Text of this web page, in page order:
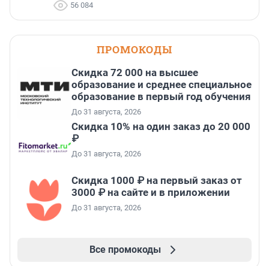
56 084
ПРОМОКОДЫ
Скидка 72 000 на высшее
образование и среднее специальное
образование в первый год обучения
До 31 августа, 2026
Скидка 10% на один заказ до 20 000
₽
До 31 августа, 2026
Скидка 1000 ₽ на первый заказ от
3000 ₽ на сайте и в приложении
До 31 августа, 2026
Все промокоды